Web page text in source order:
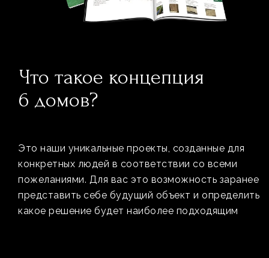
Что такое концепция
6 домов?
Это наши уникальные проекты, созданные для
конкретных людей в соответствии со всеми
пожеланиями. Для вас это возможность заранее
представить себе будущий объект и определить
какое решение будет наиболее подходящим